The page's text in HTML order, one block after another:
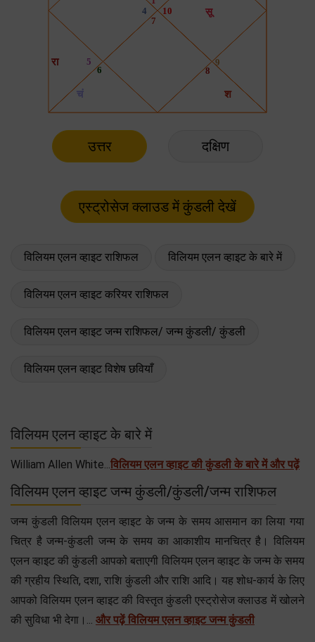
उत्तर दक्षिण
विलियम एलन व्हाइट राशिफल विलियम एलन व्हाइट के बारे में
विलियम एलन व्हाइट करियर राशिफल
विलियम एलन व्हाइट जन्म राशिफल/ जन्म कुंडली/ कुंडली
विलियम एलन व्हाइट विशेष छवियाँ
विलियम एलन व्हाइट के बारे में
William Allen White...विलियम एलन व्हाइट की कुंडली के बारे में और पढ़ें
विलियम एलन व्हाइट जन्म कुंडली/कुंडली/जन्म राशिफल
जन्म कुंडली विलियम एलन व्हाइट के जन्म के समय आसमान का लिया गया
चित्र है जन्म-कुंडली जन्म के समय का आकाशीय मानचित्र है। विलियम
एलन व्हाइट की कुंडली आपको बताएगी विलियम एलन व्हाइट के जन्म के समय
की ग्रहीय स्थिति, दशा, राशि कुंडली और राशि आदि। यह शोध-कार्य के लिए
आपको विलियम एलन व्हाइट की विस्तृत कुंडली एस्ट्रोसेज क्लाउड में खोलने
की सुविधा भी देगा।... और पढ़ें विलियम एलन व्हाइट जन्म कुंडली